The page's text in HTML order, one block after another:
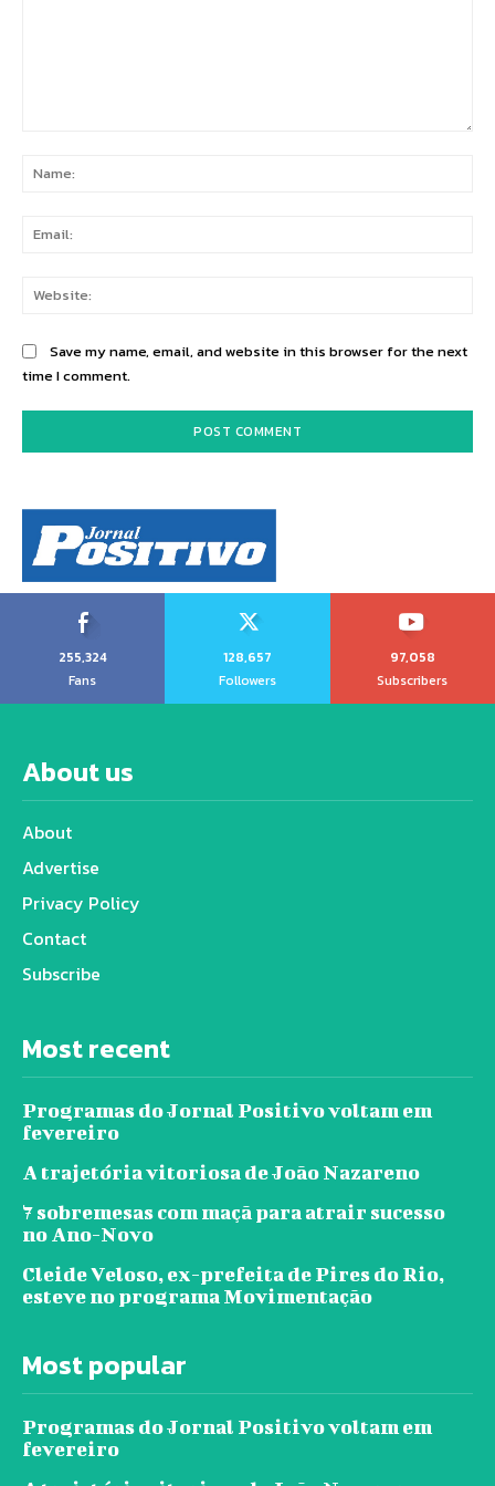
Save my name, email, and website in this browser for the next
time I comment.
255,324
Fans
128,657
Followers
97,058
Subscribers
About us
About
Advertise
Privacy Policy
Contact
Subscribe
Most recent
Programas do Jornal Positivo voltam em
fevereiro
A trajetória vitoriosa de João Nazareno
7 sobremesas com maçã para atrair sucesso
no Ano-Novo
Cleide Veloso, ex-prefeita de Pires do Rio,
esteve no programa Movimentação
Most popular
Programas do Jornal Positivo voltam em
fevereiro